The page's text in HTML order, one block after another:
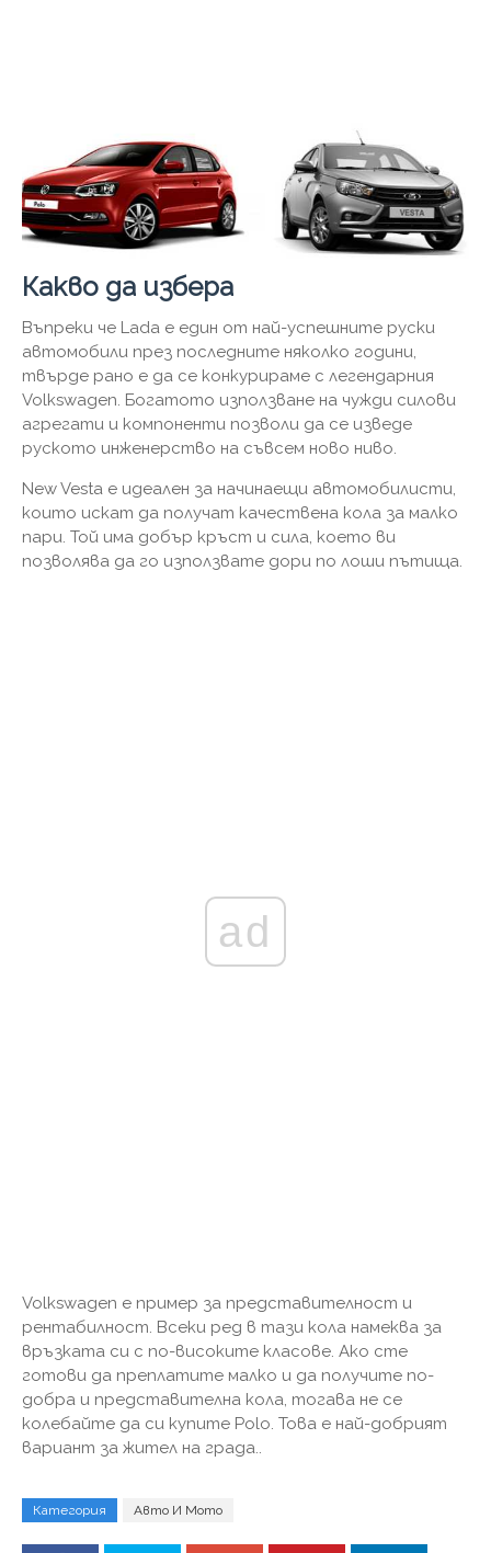
Какво да избера
Въпреки че Lada е един от най-успешните руски
автомобили през последните няколко години,
твърде рано е да се конкурираме с легендарния
Volkswagen. Богатото използване на чужди силови
агрегати и компоненти позволи да се изведе
руското инженерство на съвсем ново ниво.
New Vesta е идеален за начинаещи автомобилисти,
които искат да получат качествена кола за малко
пари. Той има добър кръст и сила, което ви
позволява да го използвате дори по лоши пътища.
ad
Volkswagen е пример за представителност и
рентабилност. Всеки ред в тази кола намеква за
връзката си с по-високите класове. Ако сте
готови да преплатите малко и да получите по-
добра и представителна кола, тогава не се
колебайте да си купите Polo. Това е най-добрият
вариант за жител на града..
Категория Авто И Мото